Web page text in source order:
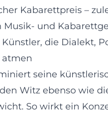
Kabarettpreis –
und
die Dialekt,
atmen
seine
Witz ebenso wie
So wirkt ein